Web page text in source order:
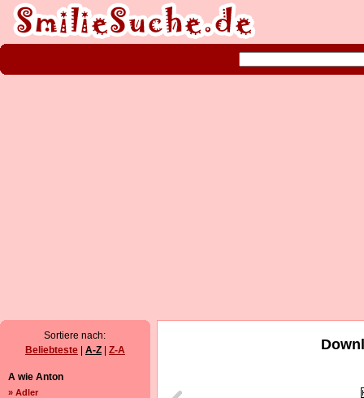
Sortiere nach:
Beliebteste
A-Z Z-A
A wie Anton
» Adler